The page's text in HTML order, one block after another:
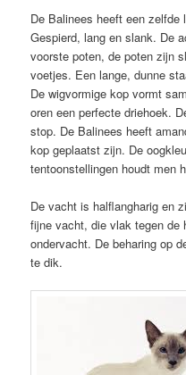
De Balinees heeft een
Gespierd, lang en slank. De
voorste poten, de poten zijn
voetjes. Een lange, dunne
De wigvormige kop vormt
oren een perfecte driehoek.
stop. De Balinees heeft
kop geplaatst zijn. De
tentoonstellingen houdt men
De vacht is halflangharig en
fijne vacht, die vlak tegen de
ondervacht. De beharing op
te dik.